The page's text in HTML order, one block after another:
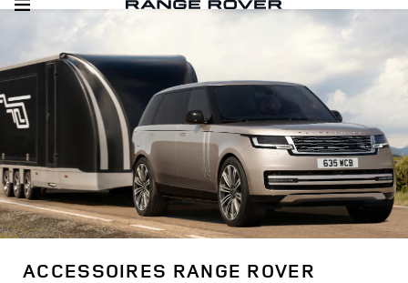
ACCESSOIRES RANGE ROVER